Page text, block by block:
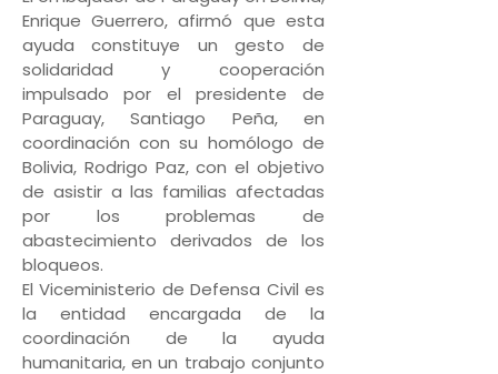
Enrique Guerrero, afirmó que esta
ayuda constituye un gesto de
solidaridad y cooperación
impulsado por el presidente de
Paraguay, Santiago Peña, en
coordinación con su homólogo de
Bolivia, Rodrigo Paz, con el objetivo
de asistir a las familias afectadas
por los problemas de
abastecimiento derivados de los
bloqueos.
El Viceministerio de Defensa Civil es
la entidad encargada de la
coordinación de la ayuda
humanitaria, en un trabajo conjunto